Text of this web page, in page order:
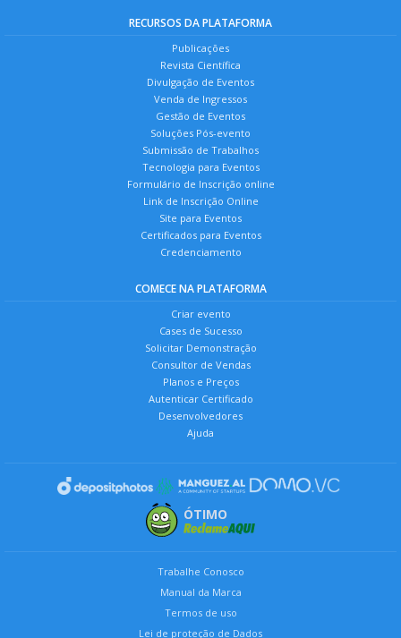
RECURSOS DA PLATAFORMA
Publicações
Revista Científica
Divulgação de Eventos
Venda de Ingressos
Gestão de Eventos
Soluções Pós-evento
Submissão de Trabalhos
Tecnologia para Eventos
Formulário de Inscrição online
Link de Inscrição Online
Site para Eventos
Certificados para Eventos
Credenciamento
COMECE NA PLATAFORMA
Criar evento
Cases de Sucesso
Solicitar Demonstração
Consultor de Vendas
Planos e Preços
Autenticar Certificado
Desenvolvedores
Ajuda
ÓTIMO
Trabalhe Conosco
Manual da Marca
Termos de uso
Lei de proteção de Dados